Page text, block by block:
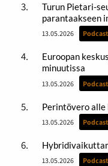
Turun Pietari-
parantaakseen
13.05.2026
Euroopan
minuutissa
13.05.2026
Perintövero alle
13.05.2026
13.05.2026